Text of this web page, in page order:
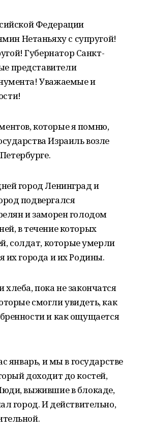
Федерации
Нетаньяху с супругой!
Губернатор Санкт-
представители
Уважаемые и
которые я помню,
Израиль возле
город Ленинград и
подвергался
и заморен голодом
в течение которых
солдат, которые умерли
их города и их Родины.
пока не закончатся
смогли увидеть, как
и как ощущается
январь, и мы в государстве
доходит до костей,
выжившие в блокаде,
город. И действительно,